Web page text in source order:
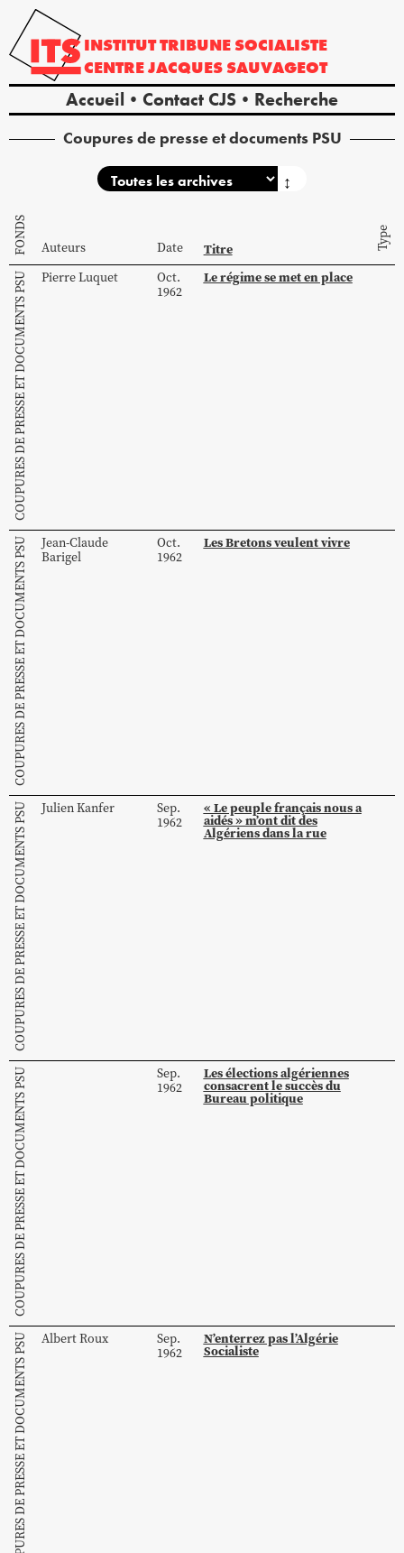
INSTITUTTRIBUNE SOCIALISTE
CENTREJACQUES SAUVAGEOT
Accueil Contact CJS Recherche
Coupures de presse et documents PSU
↕
FONDS Auteurs Date Titre Type
COUPURES DE PRESSE ET DOCUMENTS PSU PierreLuquet
Oct.
1962
Le régime se met en place
COUPURES DE PRESSE ET DOCUMENTS PSU
Jean-Claude
Barigel
Oct.
1962
Les Bretons veulent vivre
COUPURES DE PRESSE ET DOCUMENTS PSU JulienKanfer
Sep.
1962
« Le peuple français nous a
aidés » m’ont dit des
Algériens dans la rue
COUPURES DE PRESSE ET DOCUMENTS PSU
Sep.
1962
Les élections algériennes
consacrent le succès du
Bureau politique
COUPURES DE PRESSE ET DOCUMENTS PSU AlbertRoux
Sep.
1962
N’enterrez pas l’Algérie
Socialiste